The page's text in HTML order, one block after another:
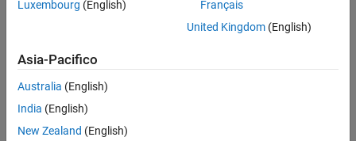
Luxembourg (English)
Français
United Kingdom(English)
Asia-Pacifico
Australia (English)
India (English)
New Zealand (English)